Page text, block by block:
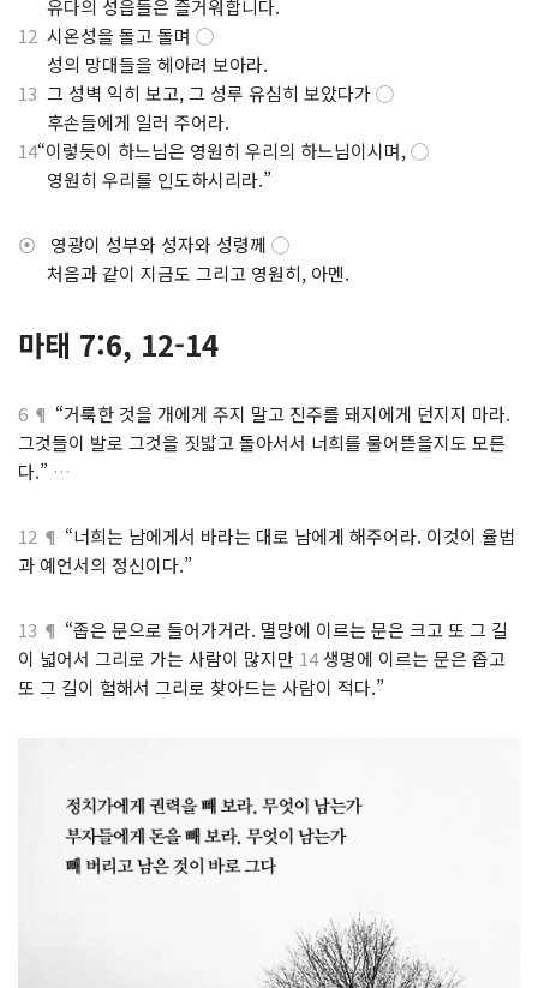
유다의 성읍들은 즐거워합니다.
12 시온성을 돌고 돌며 ◯
성의 망대들을 헤아려 보아라.
13 그 성벽 익히 보고, 그 성루 유심히 보았다가◯
후손들에게 일러 주어라.
14“이렇듯이 하느님은 영원히 우리의 하느님이시며,◯
영원히 우리를 인도하시리라.”
⦿ 영광이 성부와 성자와 성령께 ◯
처음과 같이 지금도 그리고 영원히, 아멘.
마태 7:6, 12-14
6 ¶ “거룩한 것을 개에게 주지 말고 진주를 돼지에게 던지지 마라.
그것들이 발로 그것을 짓밟고 돌아서서 너희를 물어뜯을지도 모른
다.” …
12 ¶ “너희는 남에게서 바라는 대로 남에게 해주어라. 이것이 율법
과 예언서의 정신이다.”
13 ¶ “좁은 문으로 들어가거라. 멸망에 이르는 문은 크고 또 그 길
이 넓어서 그리로 가는 사람이 많지만 14생명에 이르는 문은 좁고
또 그 길이 험해서 그리로 찾아드는 사람이 적다.”